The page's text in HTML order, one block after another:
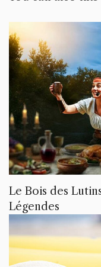
Le Bois des
Légendes